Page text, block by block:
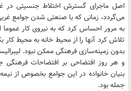
اصل ماجرای گسترش اختلاط جنسیتی در
می‌گردد، زمانی که با صنعتی شدن جوامع
به مرور احساس کرد که به نیروی کار عموما
تلاش کرد آنها را از محیط خانه به محیط
بدون زمینه‌سازی فرهنگی ممکن نبود.
و هر روز افتضاحی بر افتضاحات فرهنگی
بنیان خانواده در این جوامع بخصوص از
جمله بود.